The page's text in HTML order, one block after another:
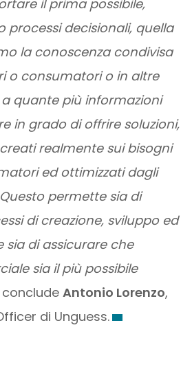
il prima possibile,
processi decisionali, quella
la conoscenza condivisa
o consumatori o in altre
quante più informazioni
in grado di offrire soluzioni,
realmente sui bisogni
ed ottimizzati dagli
permette sia di
di creazione, sviluppo ed
di assicurare che
sia il più possibile
conclude Antonio Lorenzo,
di Unguess.